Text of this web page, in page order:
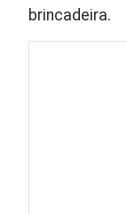
brincadeira.